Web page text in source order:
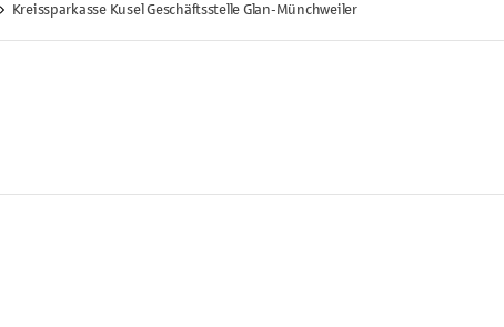
Kreissparkasse Kusel Geschäftsstelle Glan-Münchweiler